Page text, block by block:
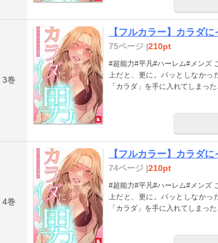
3巻
【フルカラー】カラダに
75ページ |210pt
#超能力#平凡#ハーレム#メンズ この男に触ると、絶対にキモチ良くなる。そっと触れただけでも。それ以
上だと、更に。パッとしなか
「カラダ」を手に入れてしまっ
4巻
【フルカラー】カラダに
74ページ |210pt
#超能力#平凡#ハーレム#メンズ この男に触ると、絶対にキモチ良くなる。そっと触れただけでも。それ以
上だと、更に。パッとしなか
「カラダ」を手に入れてしまっ